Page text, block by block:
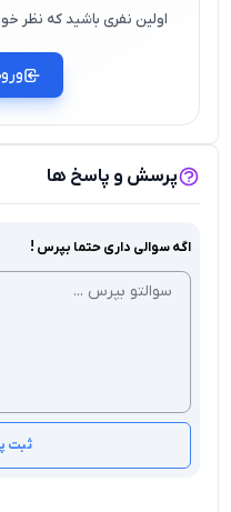
اولین نفری باشید که نظر
پرسش و پاسخ ها
اگه سوالی داری حتما بپرس !
ثبت